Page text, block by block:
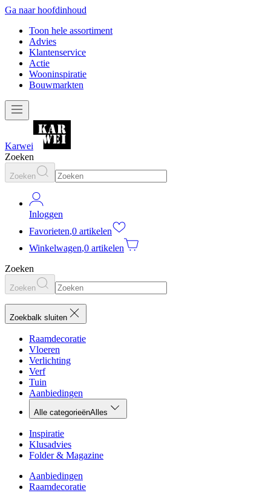
Ga naar hoofdinhoud
Toon hele assortiment
Advies
Klantenservice
Actie
Wooninspiratie
Bouwmarkten
Karwei
Zoeken
Zoeken
Inloggen
Favorieten,0 artikelen
Winkelwagen,0 artikelen
Zoeken
Zoeken
Zoekbalk sluiten
Raamdecoratie
Vloeren
Verlichting
Verf
Tuin
Aanbiedingen
Alle categorieënAlles
Inspiratie
Klusadvies
Folder & Magazine
Aanbiedingen
Raamdecoratie